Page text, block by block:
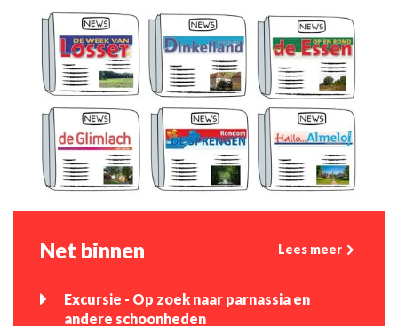
Net binnen Lees meer
Excursie - Op zoek naar parnassia en
andere schoonheden